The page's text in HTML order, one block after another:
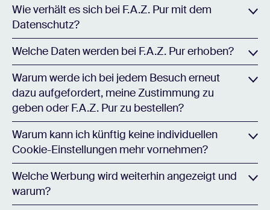
Wie verhält es sich bei F.A.Z. Pur mit dem
Datenschutz?
Welche Daten werden bei F.A.Z. Pur erhoben?
Warum werde ich bei jedem Besuch erneut
dazu aufgefordert, meine Zustimmung zu
geben oder F.A.Z. Pur zu bestellen?
Warum kann ich künftig keine individuellen
Cookie-Einstellungen mehr vornehmen?
Welche Werbung wird weiterhin angezeigt und
warum?